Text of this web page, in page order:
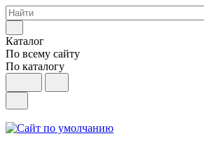
Каталог
По всему сайту
По каталогу